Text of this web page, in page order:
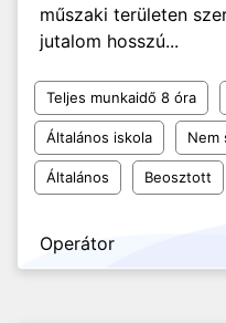
műszaki területen
jutalom hosszú...
Teljes munkaidő 8 óra
Általános iskola Nem
Általános Beosztott
Operátor